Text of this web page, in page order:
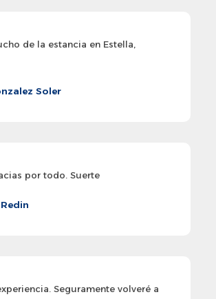
de la estancia en Estella,
Soler
por todo. Suerte
Seguramente volveré a